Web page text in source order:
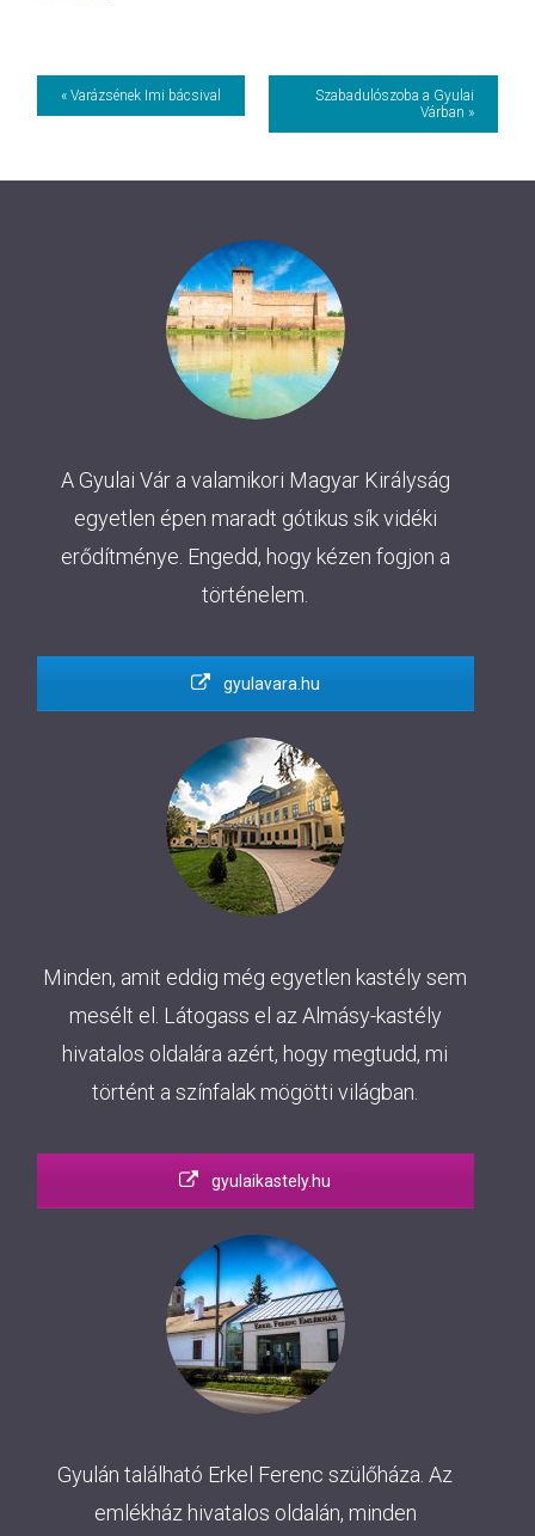
Event
Navigation
« Varázsének Imi bácsival
Szabadulószoba a Gyulai
Várban »
A Gyulai Vár a valamikori Magyar Királyság
egyetlen épen maradt gótikus sík vidéki
erődítménye. Engedd, hogy kézen fogjon a
történelem.
gyulavara.hu
Minden, amit eddig még egyetlen kastély sem
mesélt el. Látogass el az Almásy-kastély
hivatalos oldalára azért, hogy megtudd, mi
történt a színfalak mögötti világban.
gyulaikastely.hu
Gyulán található Erkel Ferenc szülőháza. Az
emlékház hivatalos oldalán, minden